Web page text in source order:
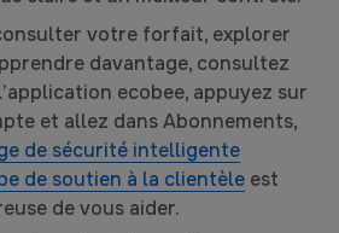
votre forfait, explorer
davantage, consultez
ecobee, appuyez sur
et allez dans Abonnements,
de sécurité intelligente
de soutien à la clientèle est
de vous aider.